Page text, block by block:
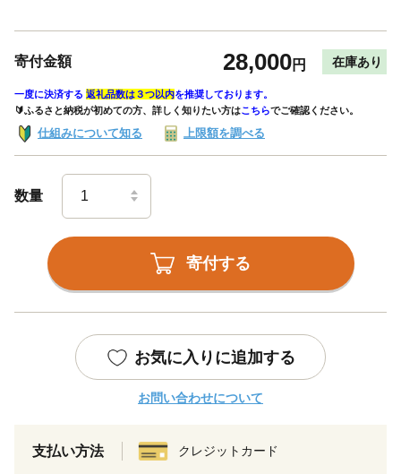
寄付金額 28,000円 在庫あり
一度に決済する 返礼品数は３つ以内を推奨しております。
🔰ふるさと納税が初めての方、詳しく知りたい方はこちらでご確認ください。
仕組みについて知る 上限額を調べる
数量
寄付する
お気に入りに追加する
お問い合わせについて
支払い方法 クレジットカード